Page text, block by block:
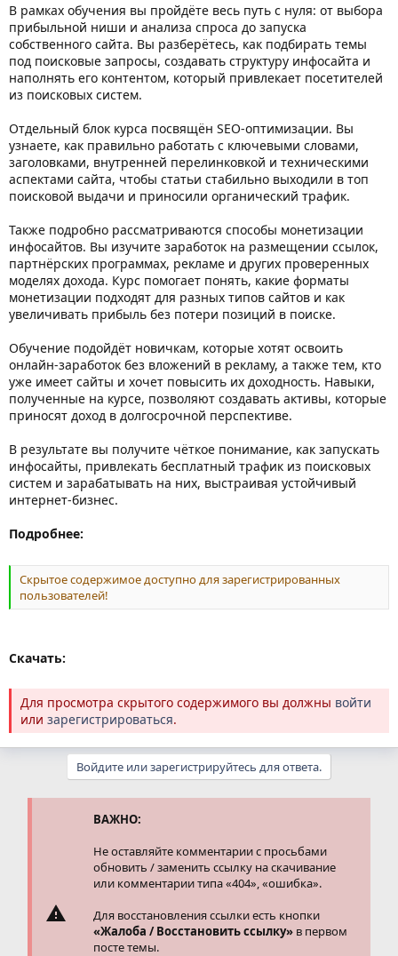
В рамках обучения вы пройдёте весь путь с нуля: от выбора
прибыльной ниши и анализа спроса до запуска
собственного сайта. Вы разберётесь, как подбирать темы
под поисковые запросы, создавать структуру инфосайта и
наполнять его контентом, который привлекает посетителей
из поисковых систем.
Отдельный блок курса посвящён SEO-оптимизации. Вы
узнаете, как правильно работать с ключевыми словами,
заголовками, внутренней перелинковкой и техническими
аспектами сайта, чтобы статьи стабильно выходили в топ
поисковой выдачи и приносили органический трафик.
Также подробно рассматриваются способы монетизации
инфосайтов. Вы изучите заработок на размещении ссылок,
партнёрских программах, рекламе и других проверенных
моделях дохода. Курс помогает понять, какие форматы
монетизации подходят для разных типов сайтов и как
увеличивать прибыль без потери позиций в поиске.
Обучение подойдёт новичкам, которые хотят освоить
онлайн-заработок без вложений в рекламу, а также тем, кто
уже имеет сайты и хочет повысить их доходность. Навыки,
полученные на курсе, позволяют создавать активы, которые
приносят доход в долгосрочной перспективе.
В результате вы получите чёткое понимание, как запускать
инфосайты, привлекать бесплатный трафик из поисковых
систем и зарабатывать на них, выстраивая устойчивый
интернет-бизнес.
Подробнее:
Скрытое содержимое доступно для зарегистрированных
пользователей!
Скачать:
Для просмотра скрытого содержимого вы должны войти
или зарегистрироваться.
Войдите или зарегистрируйтесь для ответа.
ВАЖНО:
Не оставляйте комментарии с просьбами
обновить / заменить ссылку на скачивание
или комментарии типа «404», «ошибка».
Для восстановления ссылки есть кнопки
«Жалоба / Восстановить ссылку» в первом
посте темы.